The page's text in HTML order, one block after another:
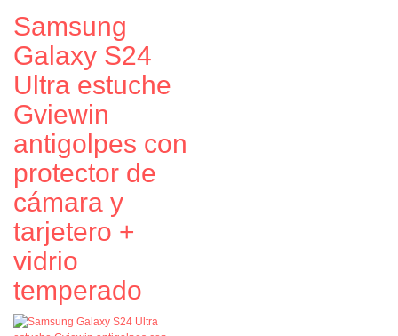
Samsung
Galaxy S24
Ultra estuche
Gviewin
antigolpes con
protector de
cámara y
tarjetero +
vidrio
temperado